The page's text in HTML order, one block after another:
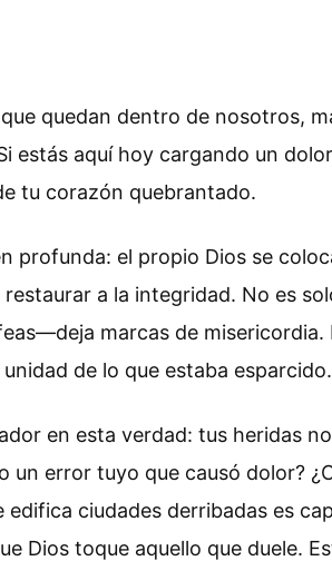
quedan dentro de nosotros,
estás aquí hoy cargando un
tu corazón quebrantado.
profunda: el propio Dios se
a la integridad. No es
marcas de
de lo que estaba
en esta verdad: tus heridas
un error tuyo que causó dolor?
edifica ciudades derribadas es
Dios toque aquello que duele.